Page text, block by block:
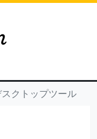
スクトップツール